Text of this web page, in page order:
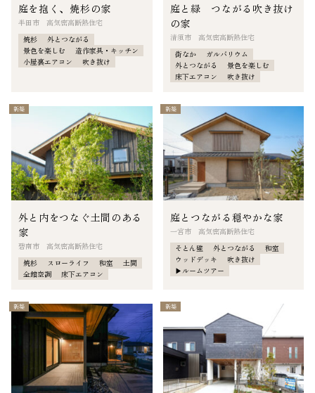
庭を抱く、焼杉の家
半田市 高気密高断熱住宅
焼杉
外とつながる
景色を楽しむ
造作家具・キッチン
小屋裏エアコン
吹き抜け
庭と緑 つながる吹き抜け
の家
清須市 高気密高断熱住宅
街なか
ガルバリウム
外とつながる
景色を楽しむ
床下エアコン
吹き抜け
新築
外と内をつなぐ土間のある
家
碧南市 高気密高断熱住宅
焼杉
スローライフ 和室
土間
全館空調
床下エアコン
新築
庭とつながる穏やかな家
一宮市 高気密高断熱住宅
そとん壁
外とつながる
和室
ウッドデッキ
吹き抜け
▶︎ルームツアー
新築 新築